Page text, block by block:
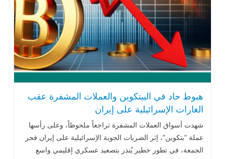
هبوط حاد في البيتكوين والعملات المشفرة عقب
الغارات الإسرائيلية على إيران
شهدت أسواق العملات المشفرة تراجعاً ملحوظاً، وعلى رأسها
عملة "بتكوين"، إثر الضربات الجوية الإسرائيلية على إيران فجر
الجمعة، في تطور خطير يُنذر بتصعيد عسكري إقليمي واسع